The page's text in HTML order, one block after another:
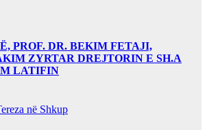
PROF. DR. BEKIM FETAJI,
ZYRTAR DREJTORIN E SH.A
LATIFIN